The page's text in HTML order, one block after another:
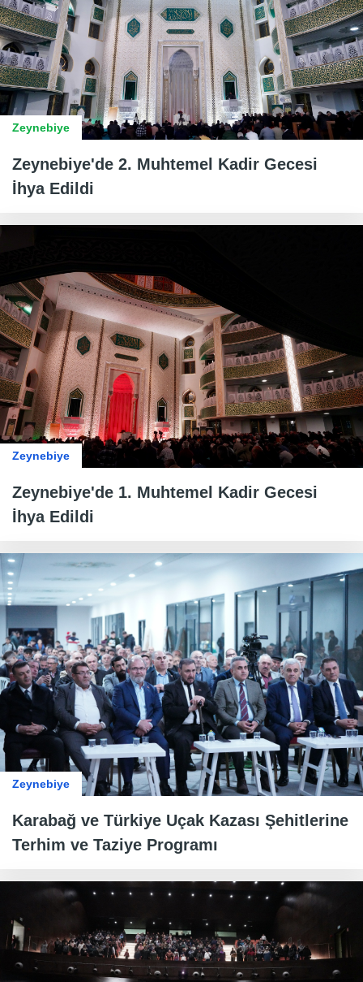
Zeynebiye
Zeynebiye'de 2. Muhtemel Kadir Gecesi
İhya Edildi
Zeynebiye
Zeynebiye'de 1. Muhtemel Kadir Gecesi
İhya Edildi
Zeynebiye
Karabağ ve Türkiye Uçak Kazası Şehitlerine
Terhim ve Taziye Programı